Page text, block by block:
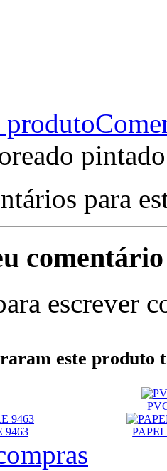
produto
para
comentário
escrever
este produto
9463